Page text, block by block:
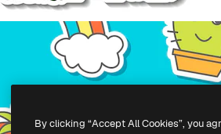
Alle Magnific-Tools
Alle Rechte vorbehalten.
By clicking “Accept All Cookies”, you